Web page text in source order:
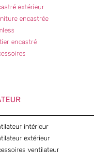
extérieur
encastrée
encastré
intérieur
extérieur
ventilateur